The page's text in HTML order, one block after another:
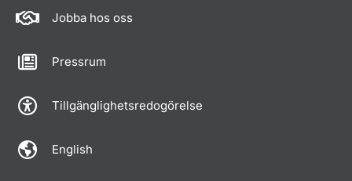
Jobba hos oss
Pressrum
Tillgänglighetsredogörelse
English